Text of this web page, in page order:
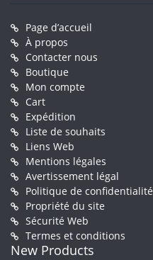
Page d’accueil
À propos
Contacter nous
Boutique
Mon compte
Cart
Expédition
Liste de souhaits
Liens Web
Mentions légales
Avertissement légal
Politique de confidentialité
Propriété du site
Sécurité Web
Termes et conditions
New Products